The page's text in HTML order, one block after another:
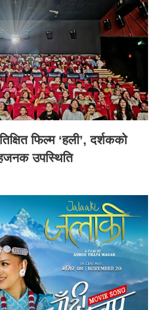
फिल्म ‘हली’, दर्शकको
उपस्थिति